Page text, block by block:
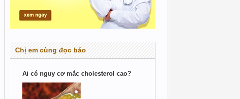
Chị em cùng đọc báo
Ai có nguy cơ mắc cholesterol cao?